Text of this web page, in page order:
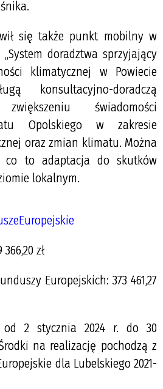
się także punkt mobilny w
doradztwa sprzyjający
klimatycznej w Powiecie
konsultacyjno-doradczą
świadomości
Opolskiego w zakresie
oraz zmian klimatu. Można
co to adaptacja do skutków
lokalnym.
zł
Europejskich: 373 461,27
od 2 stycznia 2024 r. do 30
na realizację pochodzą z
dla Lubelskiego 2021-